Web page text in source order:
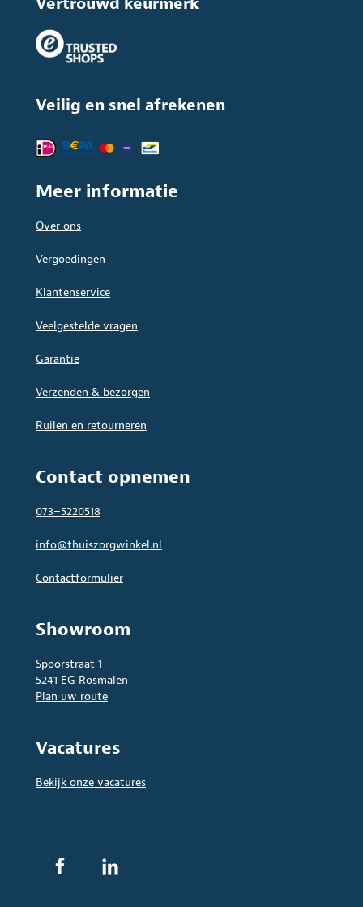
Veilig en snel afrekenen
Meer informatie
Over ons
Vergoedingen
Klantenservice
Veelgestelde vragen
Garantie
Verzenden & bezorgen
Ruilen en retourneren
Contact opnemen
073–5220518
info@thuiszorgwinkel.nl
Contactformulier
Showroom
Spoorstraat 1
5241 EG Rosmalen
Plan uw route
Vacatures
Bekijk onze vacatures